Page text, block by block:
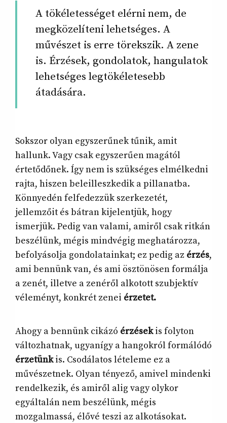
A tökéletességet elérni nem, de
megközelíteni lehetséges. A
művészet is erre törekszik. A zene
is. Érzések, gondolatok, hangulatok
lehetséges legtökéletesebb
átadására.
Sokszor olyan egyszerűnek tűnik, amit
hallunk. Vagy csak egyszerűen magától
értetődőnek. Így nem is szükséges elmélkedni
rajta, hiszen beleilleszkedik a pillanatba.
Könnyedén felfedezzük szerkezetét,
jellemzőit és bátran kijelentjük, hogy
ismerjük. Pedig van valami, amiről csak ritkán
beszélünk, mégis mindvégig meghatározza,
befolyásolja gondolatainkat; ez pedig az érzés,
ami bennünk van, és ami ösztönösen formálja
a zenét, illetve a zenéről alkotott szubjektív
véleményt, konkrét zenei érzetet.
Ahogy a bennünk cikázó érzésekis folyton
változhatnak, ugyanígy a hangokról formálódó
érzetünkis. Csodálatos lételeme ez a
művészetnek. Olyan tényező, amivel mindenki
rendelkezik, és amiről alig vagy olykor
egyáltalán nem beszélünk, mégis
mozgalmassá, élővé teszi az alkotásokat.